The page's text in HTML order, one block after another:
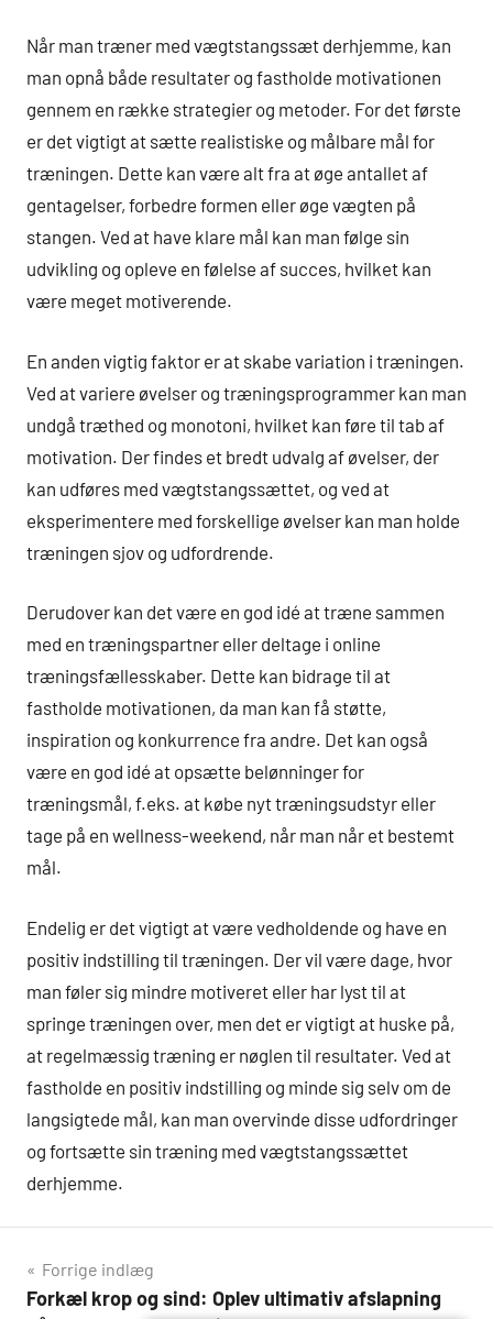
Når man træner med vægtstangssæt derhjemme, kan
man opnå både resultater og fastholde motivationen
gennem en række strategier og metoder. For det første
er det vigtigt at sætte realistiske og målbare mål for
træningen. Dette kan være alt fra at øge antallet af
gentagelser, forbedre formen eller øge vægten på
stangen. Ved at have klare mål kan man følge sin
udvikling og opleve en følelse af succes, hvilket kan
være meget motiverende.
En anden vigtig faktor er at skabe variation i træningen.
Ved at variere øvelser og træningsprogrammer kan man
undgå træthed og monotoni, hvilket kan føre til tab af
motivation. Der findes et bredt udvalg af øvelser, der
kan udføres med vægtstangssættet, og ved at
eksperimentere med forskellige øvelser kan man holde
træningen sjov og udfordrende.
Derudover kan det være en god idé at træne sammen
med en træningspartner eller deltage i online
træningsfællesskaber. Dette kan bidrage til at
fastholde motivationen, da man kan få støtte,
inspiration og konkurrence fra andre. Det kan også
være en god idé at opsætte belønninger for
træningsmål, f.eks. at købe nyt træningsudstyr eller
tage på en wellness-weekend, når man når et bestemt
mål.
Endelig er det vigtigt at være vedholdende og have en
positiv indstilling til træningen. Der vil være dage, hvor
man føler sig mindre motiveret eller har lyst til at
springe træningen over, men det er vigtigt at huske på,
at regelmæssig træning er nøglen til resultater. Ved at
fastholde en positiv indstilling og minde sig selv om de
langsigtede mål, kan man overvinde disse udfordringer
og fortsætte sin træning med vægtstangssættet
derhjemme.
Indlægsnavigation
Forrige indlæg
Forkæl krop og sind: Oplev ultimativ afslapning